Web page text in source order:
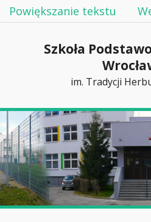
Powiększanie tekstu
Szkoła
im. Tradycji